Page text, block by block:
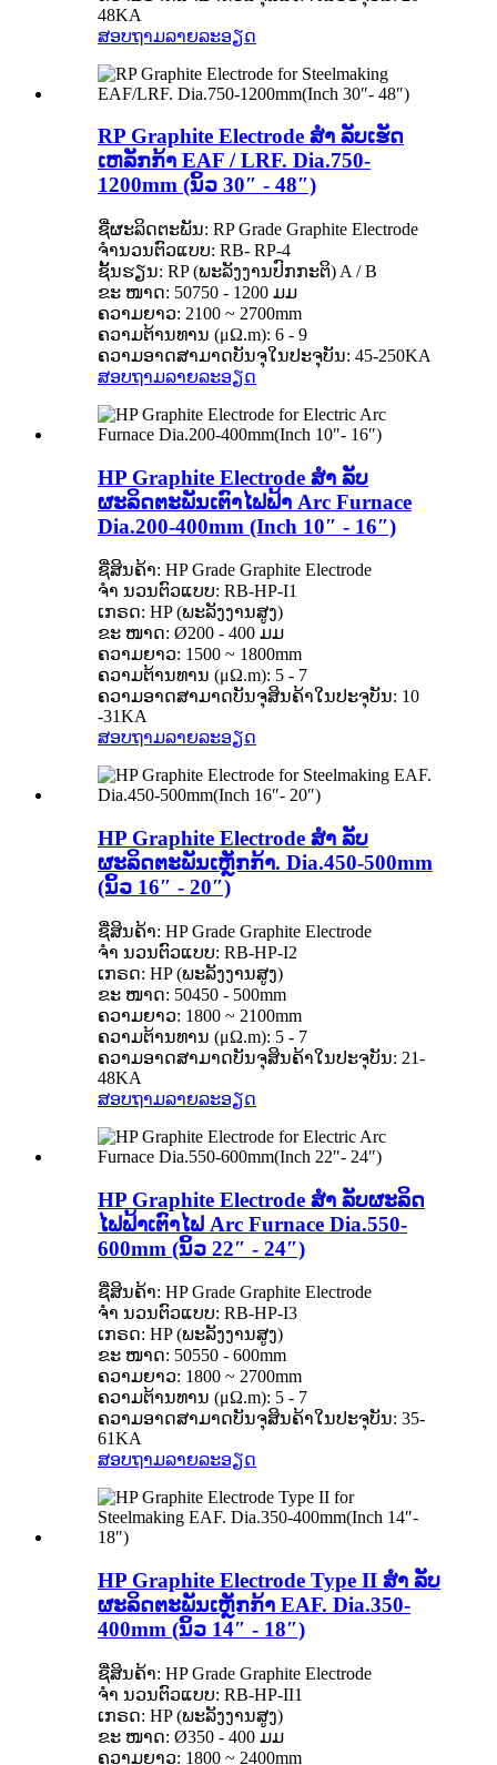
48KA
ສອບຖາມລາຍລະອຽດ
RP Graphite Electrode ສຳ ລັບເຮັດ
ເຫລັກກ້າ EAF / LRF. Dia.750-
1200mm (ນິ້ວ 30″ - 48″)
ຊື່ຜະລິດຕະພັນ: RP Grade Graphite Electrode
ຈໍານວນຕົວແບບ: RB- ​​RP-4
ຊັ້ນຮຽນ: RP (ພະລັງງານປົກກະຕິ) A / B
ຂະ ໜາດ: 50750 - 1200 ມມ
ຄວາມຍາວ: 2100 ~ 2700mm
ຄວາມຕ້ານທານ (μΩ.m): 6 - 9
ຄວາມອາດສາມາດບັນຈຸໃນປະຈຸບັນ: 45-250KA
ສອບຖາມລາຍລະອຽດ
HP Graphite Electrode ສຳ ລັບ
ຜະລິດຕະພັນເຕົາໄຟຟ້າ Arc Furnace
Dia.200-400mm (Inch 10″ - 16″)
ຊື່ສິນຄ້າ: HP Grade Graphite Electrode
ຈຳ ນວນຕົວແບບ: RB-HP-I1
ເກຣດ: HP (ພະລັງງານສູງ)
ຂະ ໜາດ: Ø200 - 400 ມມ
ຄວາມຍາວ: 1500 ~ 1800mm
ຄວາມຕ້ານທານ (μΩ.m): 5 - 7
ຄວາມອາດສາມາດບັນຈຸສິນຄ້າໃນປະຈຸບັນ: 10
-31KA
ສອບຖາມລາຍລະອຽດ
HP Graphite Electrode ສຳ ລັບ
ຜະລິດຕະພັນເຫຼັກກ້າ. Dia.450-500mm
(ນິ້ວ 16″ - 20″)
ຊື່ສິນຄ້າ: HP Grade Graphite Electrode
ຈຳ ນວນຕົວແບບ: RB-HP-I2
ເກຣດ: HP (ພະລັງງານສູງ)
ຂະ ໜາດ: 50450 - 500mm
ຄວາມຍາວ: 1800 ~ 2100mm
ຄວາມຕ້ານທານ (μΩ.m): 5 - 7
ຄວາມອາດສາມາດບັນຈຸສິນຄ້າໃນປະຈຸບັນ: 21-
48KA
ສອບຖາມລາຍລະອຽດ
HP Graphite Electrode ສຳ ລັບຜະລິດ
ໄຟຟ້າເຕົາໄຟ Arc Furnace Dia.550-
600mm (ນິ້ວ 22″ - 24″)
ຊື່ສິນຄ້າ: HP Grade Graphite Electrode
ຈຳ ນວນຕົວແບບ: RB-HP-I3
ເກຣດ: HP (ພະລັງງານສູງ)
ຂະ ໜາດ: 50550 - 600mm
ຄວາມຍາວ: 1800 ~ 2700mm
ຄວາມຕ້ານທານ (μΩ.m): 5 - 7
ຄວາມອາດສາມາດບັນຈຸສິນຄ້າໃນປະຈຸບັນ: 35-
61KA
ສອບຖາມລາຍລະອຽດ
HP Graphite Electrode Type II ສຳ ລັບ
ຜະລິດຕະພັນເຫຼັກກ້າ EAF. Dia.350-
400mm (ນິ້ວ 14″ - 18″)
ຊື່ສິນຄ້າ: HP Grade Graphite Electrode
ຈຳ ນວນຕົວແບບ: RB-HP-II1
ເກຣດ: HP (ພະລັງງານສູງ)
ຂະ ໜາດ: Ø350 - 400 ມມ
ຄວາມຍາວ: 1800 ~ 2400mm